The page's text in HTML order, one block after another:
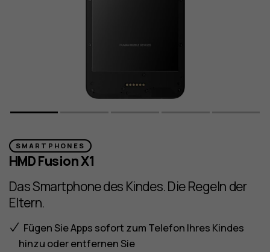
SMARTPHONES
HMD Fusion X1
Das Smartphone des Kindes. Die Regeln der
Eltern.
Fügen Sie Apps sofort zum Telefon Ihres Kindes
hinzu oder entfernen Sie